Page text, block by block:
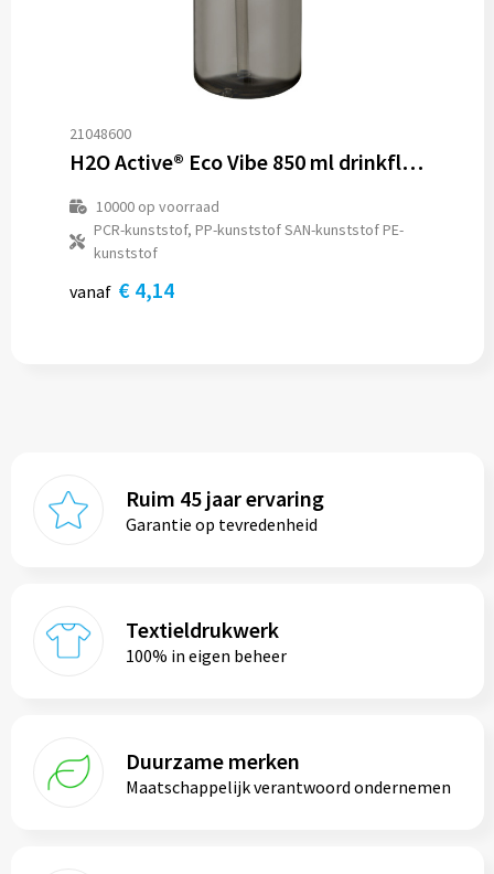
21048600
H2O Active® Eco Vibe 850 ml drinkfles met tuitdeksel
10000op voorraad
PCR-kunststof, PP-kunststof SAN-kunststof PE-
kunststof
vanaf € 4,14
Ruim 45 jaar ervaring
Garantie op tevredenheid
Textieldrukwerk
100% in eigen beheer
Duurzame merken
Maatschappelijk verantwoord ondernemen